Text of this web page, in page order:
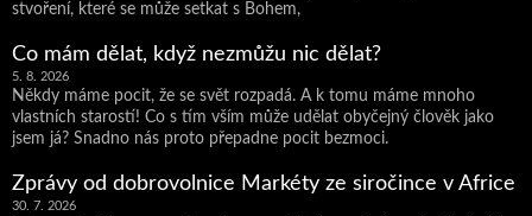
stvoření, které se může setkat s Bohem,
Co mám dělat, když nezmůžu nic dělat?
5. 8. 2026
Někdy máme pocit, že se svět rozpadá. A k tomu máme mnoho
vlastních starostí! Co s tím vším může udělat obyčejný člověk jako
jsem já? Snadno nás proto přepadne pocit bezmoci.
Zprávy od dobrovolnice Markéty ze siročince v Africe
30. 7. 2026